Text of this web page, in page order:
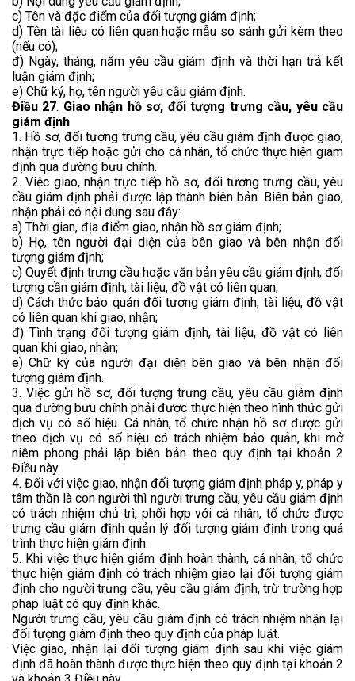
c) Tên và đặc điểm của đối tượng giám định;
d) Tên tài liệu có liên quan hoặc mẫu so sánh gửi kèm theo
(nếu có);
đ) Ngày, tháng, năm yêu cầu giám định và thời hạn trả kết
luận giám định;
e) Chữ ký, họ, tên người yêu cầu giám định.
Điều 27. Giao nhận hồ sơ, đối tượng trưng cầu, yêu cầu
giám định
1. Hồ sơ, đối tượng trưng cầu, yêu cầu giám định được giao,
nhận trực tiếp hoặc gửi cho cá nhân, tổ chức thực hiện giám
định qua đường bưu chính.
2. Việc giao, nhận trực tiếp hồ sơ, đối tượng trưng cầu, yêu
cầu giám định phải được lập thành biên bản. Biên bản giao,
nhận phải có nội dung sau đây:
a) Thời gian, địa điểm giao, nhận hồ sơ giám định;
b) Họ, tên người đại diện của bên giao và bên nhận đối
tượng giám định;
c) Quyết định trưng cầu hoặc văn bản yêu cầu giám định; đối
tượng cần giám định; tài liệu, đồ vật có liên quan;
d) Cách thức bảo quản đối tượng giám định, tài liệu, đồ vật
có liên quan khi giao, nhận;
đ) Tình trạng đối tượng giám định, tài liệu, đồ vật có liên
quan khi giao, nhận;
e) Chữ ký của người đại diện bên giao và bên nhận đối
tượng giám định.
3. Việc gửi hồ sơ, đối tượng trưng cầu, yêu cầu giám định
qua đường bưu chính phải được thực hiện theo hình thức gửi
dịch vụ có số hiệu. Cá nhân, tổ chức nhận hồ sơ được gửi
theo dịch vụ có số hiệu có trách nhiệm bảo quản, khi mở
niêm phong phải lập biên bản theo quy định tại khoản 2
Điều này.
4. Đối với việc giao, nhận đối tượng giám định pháp y, pháp y
tâm thần là con người thì người trưng cầu, yêu cầu giám định
có trách nhiệm chủ trì, phối hợp với cá nhân, tổ chức được
trưng cầu giám định quản lý đối tượng giám định trong quá
trình thực hiện giám định.
5. Khi việc thực hiện giám định hoàn thành, cá nhân, tổ chức
thực hiện giám định có trách nhiệm giao lại đối tượng giám
định cho người trưng cầu, yêu cầu giám định, trừ trường hợp
pháp luật có quy định khác.
Người trưng cầu, yêu cầu giám định có trách nhiệm nhận lại
đối tượng giám định theo quy định của pháp luật.
Việc giao, nhận lại đối tượng giám định sau khi việc giám
định đã hoàn thành được thực hiện theo quy định tại khoản 2